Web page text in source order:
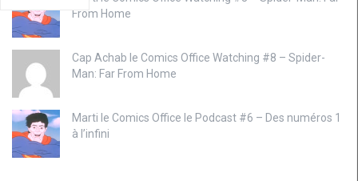
From Home
Cap Achab le Comics Office Watching #8 – Spider-
Man: Far From Home
Marti le Comics Office le Podcast #6 – Des numéros 1
à l’infini